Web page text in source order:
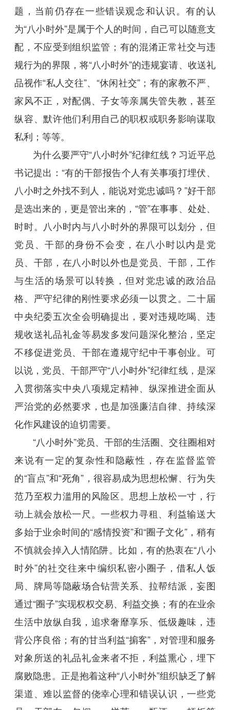
题，当前仍存在一些错误观念和认识。有的认
为“八小时外”是属于个人的时间，自己可以随意支
配，不应受到组织监管；有的混淆正常社交与违
规行为的界限，将“八小时外”的违规宴请、收送礼
品视作“私人交往”、“休闲社交”；有的家教不严、
家风不正，对配偶、子女等亲属失管失教，甚至
纵容、默许他们利用自己的职权或职务影响谋取
私利；等等。
为什么要严守“八小时外”纪律红线？习近平总
书记提出：“有的干部报告个人有关事项打埋伏、
八小时之外找不到人，能说对党忠诚吗？”好干部
是选出来的，更是管出来的，“管”在事事、处处、
时时。八小时内与八小时外的界限可以划分，但
党员、干部的身份不会变，在八小时以内是党
员、干部，在八小时以外也是党员、干部，工作
与生活的场景可以转换，但对党忠诚的政治品
格、严守纪律的刚性要求必须一以贯之。二十届
中央纪委五次全会明确提出，要对违规吃喝、违
规收送礼品礼金等易发多发问题深化整治，坚定
不移促进党员、干部在遵规守纪中干事创业。可
以说，党员、干部严守“八小时外”纪律红线，是深
入贯彻落实中央八项规定精神、纵深推进全面从
严治党的必然要求，也是加强廉洁自律、持续深
化作风建设的迫切需要。
“八小时外”党员、干部的生活圈、交往圈相对
来说有一定的复杂性和隐蔽性，存在监督监管
的“盲点”和“死角”，很容易成为思想松懈、行为失
范乃至权力滥用的风险区。思想上放松一寸，行
动上就会放松一尺。一些权力寻租、利益输送大
多始于业余时间的“感情投资”和“圈子文化”，稍有
不慎就会掉入人情陷阱。比如，有的热衷在“八小
时外”的社交往来中编织私密小圈子，借私人饭
局、牌局等隐蔽场合钻营关系、拉帮结派，妄图
通过“圈子”实现权权交易、利益交换；有的在业余
生活中放纵自我，追求奢靡享乐、低级趣味，违
背公序良俗；有的甘当利益“掮客”，对管理和服务
对象所送的礼品礼金来者不拒，利益熏心，埋下
腐败隐患。正是抱着这种“八小时外”组织缺乏了解
渠道、难以监督的侥幸心理和错误认识，一些党